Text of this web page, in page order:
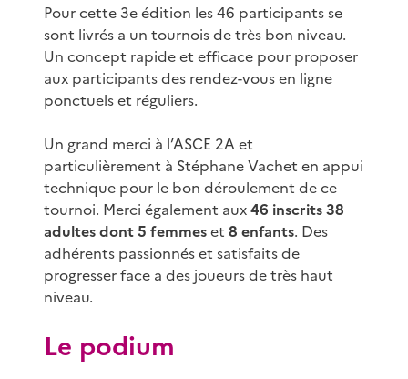
Pour cette 3e édition les 46 participants se
sont livrés a un tournois de très bon niveau.
Un concept rapide et efficace pour proposer
aux participants des rendez-vous en ligne
ponctuels et réguliers.
Un grand merci à l’ASCE 2A et
particulièrement à Stéphane Vachet en appui
technique pour le bon déroulement de ce
tournoi. Merci également aux46 inscrits38
adultes dont 5 femmeset 8 enfants. Des
adhérents passionnés et satisfaits de
progresser face a des joueurs de très haut
niveau.
Le podium